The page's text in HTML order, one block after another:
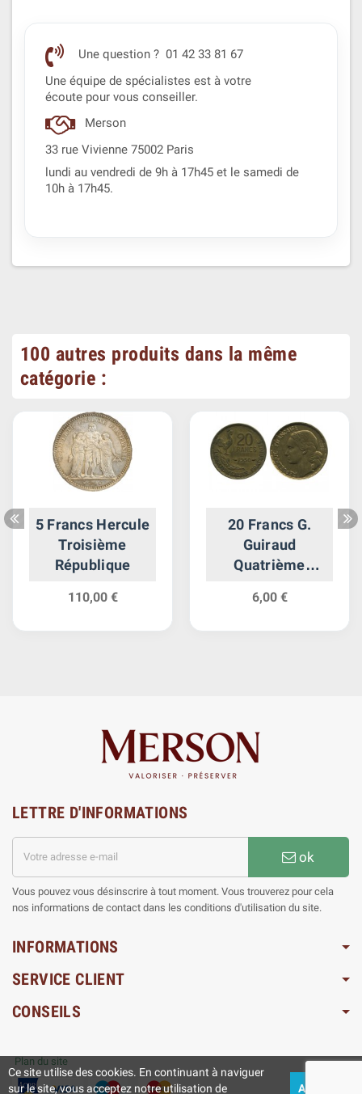
Une question ? 01 42 33 81 67
Une équipe de spécialistes est à votre
écoute pour vous conseiller.
Merson
33 rue Vivienne 75002 Paris
lundi au vendredi de 9h à 17h45 et le samedi de
10h à 17h45.
100 autres produits dans la même
catégorie :
5 Francs Hercule
Troisième
République
110,00 €
20 Francs G.
Guiraud
Quatrième
6,00 €
LETTRE D'INFORMATIONS
ok
Vous pouvez vous désinscrire à tout moment. Vous trouverez pour cela
nos informations de contact dans les conditions d'utilisation du site.
INFORMATIONS
SERVICE CLIENT
CONSEILS
Plan du site
Ce site utilise des cookies. En continuant à naviguer
sur le site, vous acceptez notre utilisation de
ACCEPTEZ